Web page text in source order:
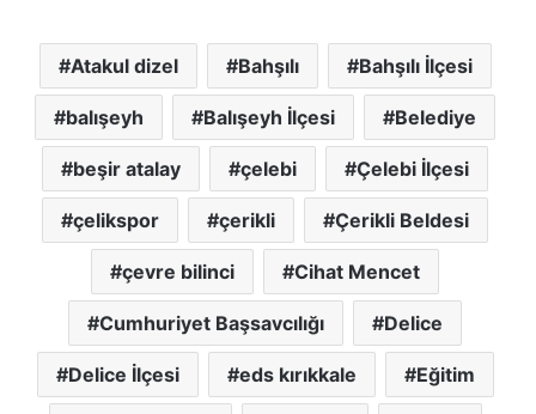
Atakul dizel Bahşılı Bahşılı İlçesi
balışeyh Balışeyh İlçesi Belediye
beşir atalay çelebi Çelebi İlçesi
çelikspor çerikli Çerikli Beldesi
çevre bilinci Cihat Mencet
Cumhuriyet Başsavcılığı Delice
Delice İlçesi eds kırıkkale Eğitim